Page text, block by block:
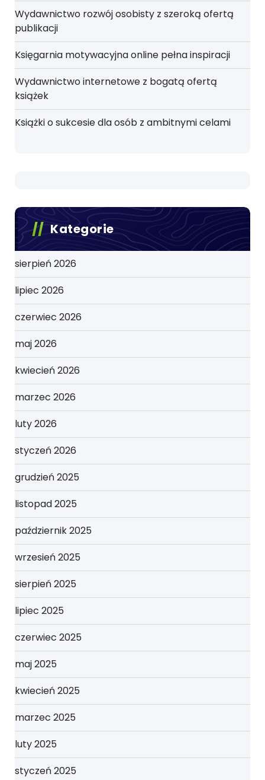
Wydawnictwo rozwój osobisty z szeroką ofertą
publikacji
Księgarnia motywacyjna online pełna inspiracji
Wydawnictwo internetowe z bogatą ofertą
książek
Książki o sukcesie dla osób z ambitnymi celami
Kategorie
sierpień 2026
lipiec 2026
czerwiec 2026
maj 2026
kwiecień 2026
marzec 2026
luty 2026
styczeń 2026
grudzień 2025
listopad 2025
październik 2025
wrzesień 2025
sierpień 2025
lipiec 2025
czerwiec 2025
maj 2025
kwiecień 2025
marzec 2025
luty 2025
styczeń 2025